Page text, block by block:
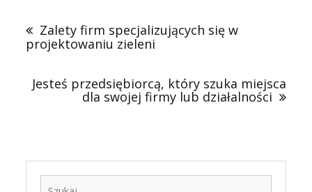
wpisu
Zalety firm specjalizujących się w
projektowaniu zieleni
Jesteś przedsiębiorcą, który szuka miejsca
dla swojej firmy lub działalności